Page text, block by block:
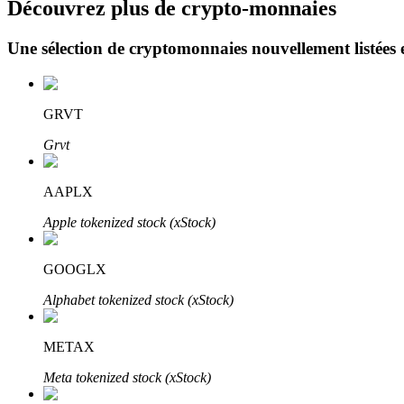
Blocages BTR
Des investissements exclusifs pour les détenteurs de BTR
Prêts
Service d'emprunt adossé à des cryptomonnaies
Découvrez plus de crypto-monnaies
Une sélection de cryptomonnaies nouvellement listées
GRVT
Grvt
AAPLX
Apple tokenized stock (xStock)
GOOGLX
Alphabet tokenized stock (xStock)
METAX
Meta tokenized stock (xStock)